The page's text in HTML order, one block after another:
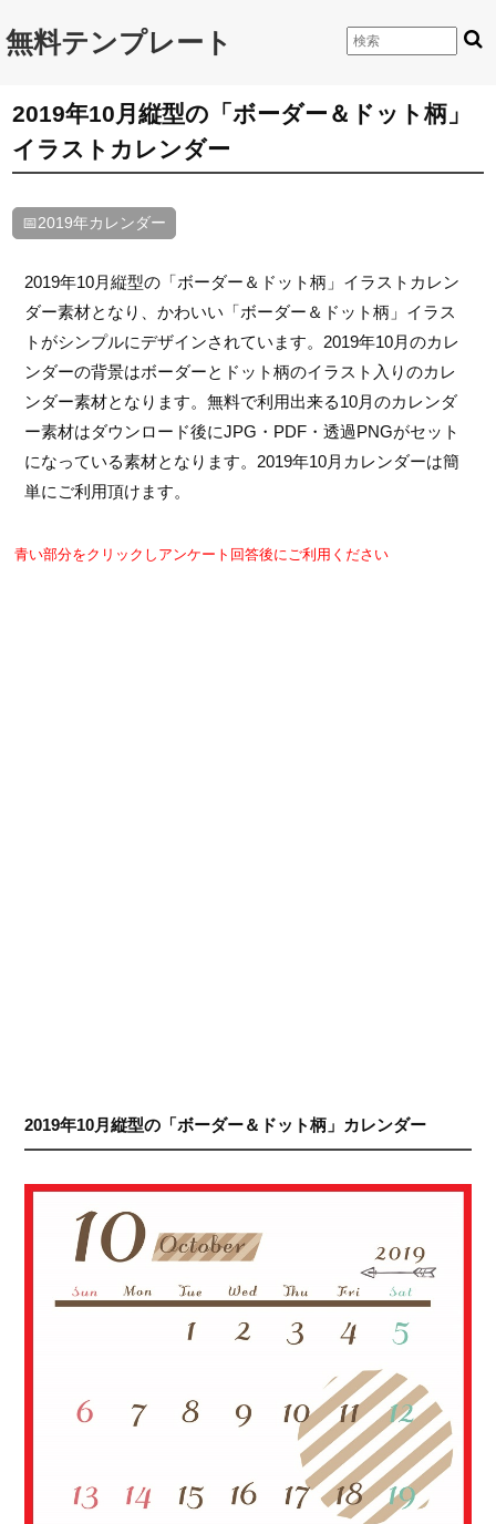
無料テンプレート
2019年10月縦型の「ボーダー＆ドット柄」
イラストカレンダー
📅2019年カレンダー
2019年10月縦型の「ボーダー＆ドット柄」イラストカレン
ダー素材となり、かわいい「ボーダー＆ドット柄」イラス
トがシンプルにデザインされています。2019年10月のカレ
ンダーの背景はボーダーとドット柄のイラスト入りのカレ
ンダー素材となります。無料で利用出来る10月のカレンダ
ー素材はダウンロード後にJPG・PDF・透過PNGがセット
になっている素材となります。2019年10月カレンダーは簡
単にご利用頂けます。
青い部分をクリックしアンケート回答後にご利用ください
2019年10月縦型の「ボーダー＆ドット柄」カレンダー